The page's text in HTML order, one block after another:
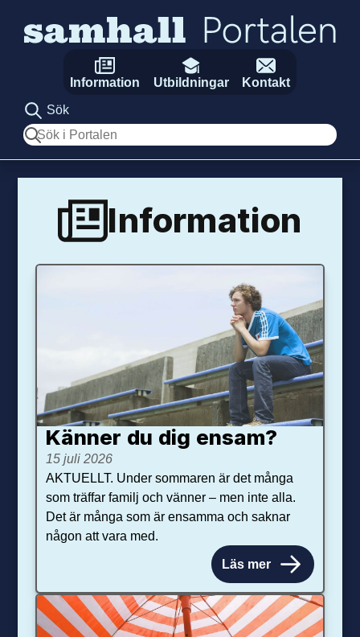
Information Utbildningar
Kontakt
Sök
Sök
Information
Känner du dig ensam?
15 juli 2026
AKTUELLT. Under sommaren är det många
som träffar familj och vänner – men inte alla.
Det är många som är ensamma och saknar
någon att vara med.
Läs mer